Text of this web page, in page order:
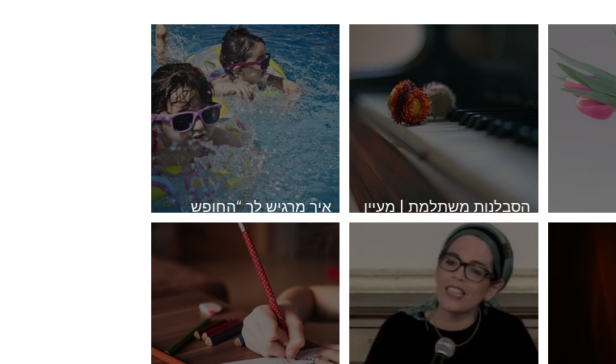
הרב מיכי יוספי- 12 הצעדים
מאיר - הנחיית הורים זיוה מאיר - הנחיית הורים
שטרנברג - לחזור אל הבריאות שבך חדוה שטרנברג - מאמרים
יומן מסע - נוסעים מספרים ישועות ימימה מזרחי
- להיות בזמן יעל זלץ - מסביב לבית ב- 90 יום
הסבלנות משתלמת | מעיין
וינגרטן
איך מרגיש לך “החופש
הגדול”? | אתי רוזנצוייג